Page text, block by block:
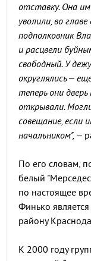
отставку. Она им
уволили, во
подполковник
и расцвели
свободный. У
округлялись –
теперь они
открывали.
совещание, если
начальником", –
По его словам,
белый
по настоящее
Финько
району
К 2000 году